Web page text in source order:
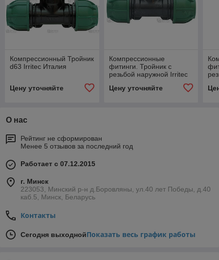
Компрессионный Тройник
d63 Irritec Италия
Цену уточняйте
Компрессионные
фитинги. Тройник с
резьбой наружной Irritec
Цену уточняйте
О нас
Рейтинг не сформирован
Менее 5 отзывов за последний год
Работает с 07.12.2015
г. Минск
223053, Минский р-н д.Боровляны, ул.40 лет Победы, д.40
каб.5, Минск, Беларусь
Контакты
Сегодня выходнойПоказать весь график работы